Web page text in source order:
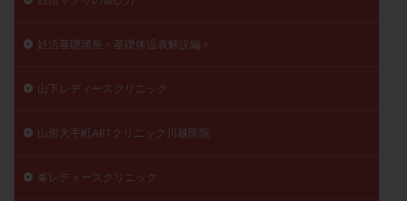
妊活基礎講座＜基礎体温表解説編＞
山下レディースクリニック
山形大手町ARTクリニック川越医院
峯レディースクリニック